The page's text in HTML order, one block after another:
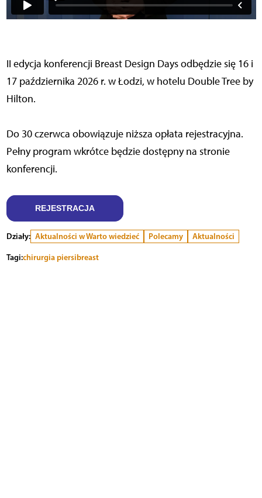
II edycja konferencji Breast Design Days odbędzie się 16 i
17 października 2026 r. w Łodzi, w hotelu Double Tree by
Hilton.
Do 30 czerwca obowiązuje niższa opłata rejestracyjna.
Pełny program wkrótce będzie dostępny na stronie
konferencji.
REJESTRACJA
Działy: Aktualności w Warto wiedzieć Polecamy
Aktualności
Tagi:chirurgia piersibreast